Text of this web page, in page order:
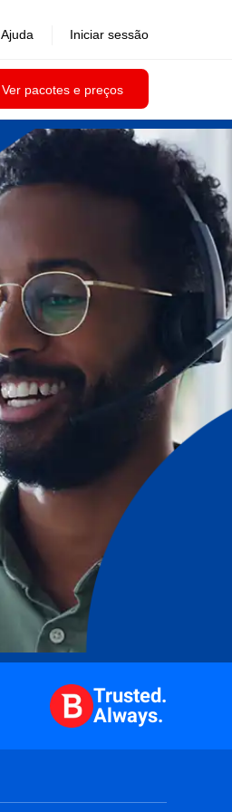
Ver pacotes e preços
Ajuda Iniciar sessão
Trusted.
Always.